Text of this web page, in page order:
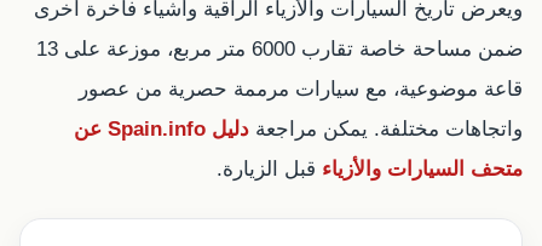
ويعرض تاريخ السيارات والأزياء الراقية وأشياء فاخرة أخرى
ضمن مساحة خاصة تقارب 6000 متر مربع، موزعة على 13
قاعة موضوعية، مع سيارات مرممة حصرية من عصور
واتجاهات مختلفة. يمكن مراجعة
دليل Spain.info عن
متحف السيارات والأزياء قبل الزيارة.